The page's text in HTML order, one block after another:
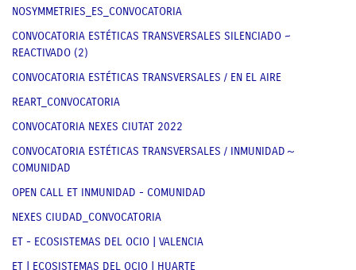
NOSYMMETRIES_ES_CONVOCATORIA
CONVOCATORIA ESTÉTICAS TRANSVERSALES SILENCIADO ~
REACTIVADO (2)
CONVOCATORIA ESTÉTICAS TRANSVERSALES / EN EL AIRE
REART_CONVOCATORIA
CONVOCATORIA NEXES CIUTAT 2022
CONVOCATORIA ESTÉTICAS TRANSVERSALES / INMUNIDAD～
COMUNIDAD
OPEN CALL ET INMUNIDAD - COMUNIDAD
NEXES CIUDAD_CONVOCATORIA
ET - ECOSISTEMAS DEL OCIO | VALENCIA
ET | ECOSISTEMAS DEL OCIO | HUARTE